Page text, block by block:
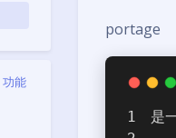
功能
portage
是